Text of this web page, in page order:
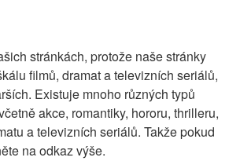
stránkách, protože naše stránky
filmů, dramat a televizních seriálů,
Existuje mnoho různých typů
akce, romantiky, hororu, thrilleru,
a televizních seriálů. Takže pokud
na odkaz výše.